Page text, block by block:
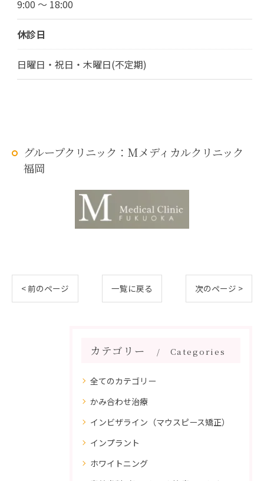
9:00 ～ 18:00
休診日
日曜日・祝日・木曜日(不定期)
グループクリニック：Mメディカルクリニック
福岡
< 前のページ 一覧に戻る 次のページ >
カテゴリー Categories
全てのカテゴリー
かみ合わせ治療
インビザライン（マウスピース矯正）
インプラント
ホワイトニング